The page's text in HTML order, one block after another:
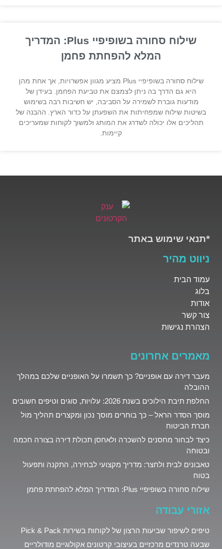
שילוח סחורה בשופיפיי Plus: המדריך
המלא להפחתת פחמן
שילוח סחורה בשופיפיי Plus מציע מגוון אפשרויות, אך אחת מהן
היא גם הדרך בה ניתן לצמצם את טביעת הפחמן. בעידן של
מודעות גוברת לשמירה על הסביבה, יש חשיבות רבה בשימוש
בשיטות שילוח שמפחיתות את השפעתן על כדור הארץ. ההבנה של
תהליכים אלו יכולה לשדרג את המותג ולמשוך לקוחות שמעריכים
קיימות.
*תנאי שימוש באתר
ניווט מהיר
עמוד הבית
בלוג
אודות
צור קשר
הצהרת נגישות
מאמרים אחרונים
מעבר דירה עם אופניים? כך תשמרו על האופניים שלכם במהלך
ההובלה
החלפת תיבת הילוכים בשנת 2026: עלויות, סוגים וטיפים חשובים
מוסך הסדר הראל – כך בוחרים מוסך נכון ומקצרים תהליך מול
חברת הביטוח
כיצד לבחור מחסנים להשכרה ולאחסן תכולת דירה בצורה חכמה
ובטוחה
טאבונים לבית ולחצר: מדריך מקצועי לבחירה, התקנה ותפעול
בטוח
שילוח סחורה בשופיפיי Plus: המדריך המלא להפחתת פחמן
אזורי עבודה
טיפים לשיפור שביעות הרצון של לקוחות בשירות Pick & Pack
שבעה טרנדים מרכזיים בעיצובי קרטונים אקולוגיים מודולריים